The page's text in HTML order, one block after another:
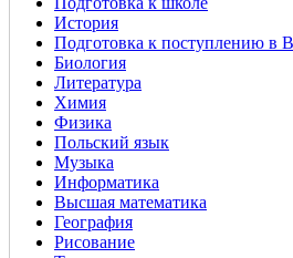
История
Подготовка к поступлению в
Биология
Литература
Химия
Физика
Польский язык
Музыка
Информатика
Высшая математика
География
Рисование